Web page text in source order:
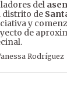
del
distrito de
y
de
Rodríguez